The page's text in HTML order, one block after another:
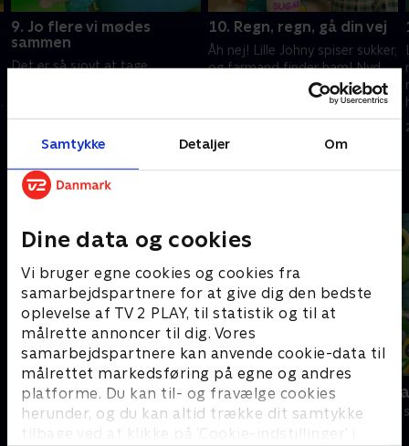
Samtykke Detaljer Om
Dine data og cookies
Vi bruger egne cookies og cookies fra
samarbejdspartnere for at give dig den bedste
oplevelse af TV 2 PLAY, til statistik og til at
målrette annoncer til dig. Vores
samarbejdspartnere kan anvende cookie-data til
målrettet markedsføring på egne og andres
platforme. Du kan til- og fravælge cookies
herunder, og du kan altid trække dit samtykke
tilbage ved at klikke på ’Cookie-indstillinger’ i
9. Jo flere vi mødes
sammen
Det er så sjovt at tage
Hav det sjovt med at synge og
børnevise!
25. juni 2022 • 2 min
10. Regn, regn, gå din vej
Åh nej! Lille Johny spiser sukker,
og farmand finder ham! Nyd
dette klassiske børnerim!
Andre så også
Gurli Gris
Børneserier • 4 sæsoner
Geckos
Børneserier • 2